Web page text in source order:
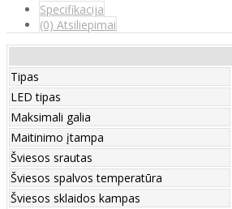
Specifikacija
(0) Atsiliepimai
Tipas
LED tipas
Maksimali galia
Maitinimo įtampa
Šviesos srautas
Šviesos spalvos temperatūra
Šviesos sklaidos kampas